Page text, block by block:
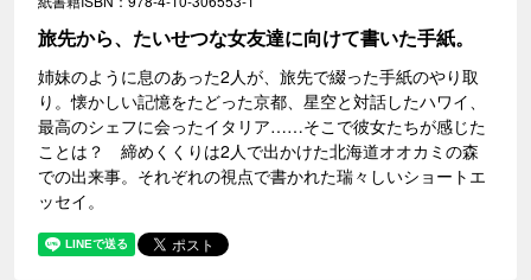
旅先から、たいせつな女友達に向けて書いた手紙。
姉妹のように息のあった2人が、旅先で綴った手紙のやり取
り。懐かしい記憶をたどった京都、星空と対話したハワイ、
最高のシェフに会ったイタリア……そこで彼女たちが感じた
ことは？ 締めくくりは2人で出かけた北海道オオカミの森
での出来事。それぞれの視点で書かれた瑞々しいショートエ
ッセイ。